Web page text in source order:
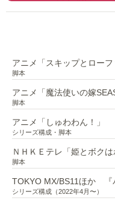
アニメ「スキップとローフ
脚本
アニメ「魔法使いの嫁
脚本
アニメ「しゅわわん！」
シリーズ構成・脚本
ＮＨＫＥテレ「姫とボクは
脚本
TOKYO MX/BS11ほか 『
シリーズ構成（2022年4月〜）